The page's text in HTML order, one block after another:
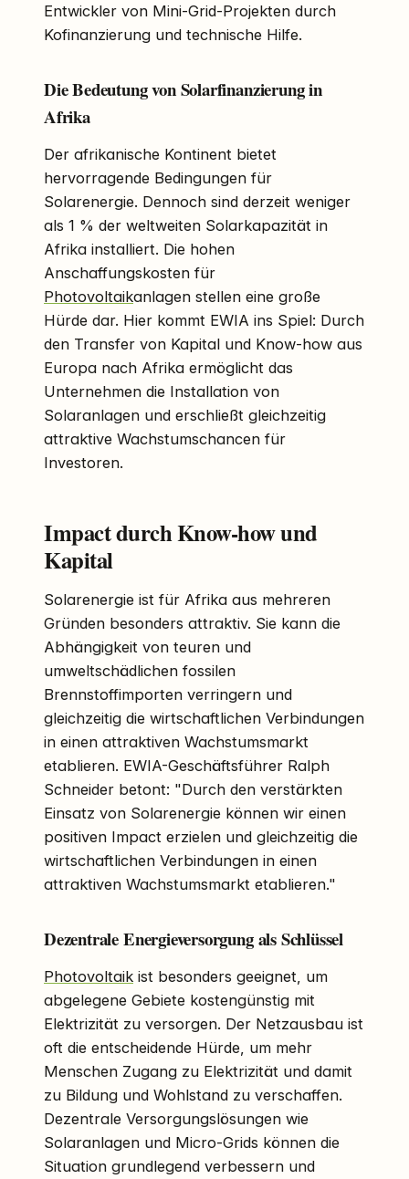
Entwickler von Mini-Grid-Projekten durch
Kofinanzierung und technische Hilfe.
Die Bedeutung von Solarfinanzierung in
Afrika
Der afrikanische Kontinent bietet
hervorragende Bedingungen für
Solarenergie. Dennoch sind derzeit weniger
als 1 % der weltweiten Solarkapazität in
Afrika installiert. Die hohen
Anschaffungskosten für
Photovoltaikanlagen stellen eine große
Hürde dar. Hier kommt EWIA ins Spiel: Durch
den Transfer von Kapital und Know-how aus
Europa nach Afrika ermöglicht das
Unternehmen die Installation von
Solaranlagen und erschließt gleichzeitig
attraktive Wachstumschancen für
Investoren.
Impact durch Know-how und
Kapital
Solarenergie ist für Afrika aus mehreren
Gründen besonders attraktiv. Sie kann die
Abhängigkeit von teuren und
umweltschädlichen fossilen
Brennstoffimporten verringern und
gleichzeitig die wirtschaftlichen Verbindungen
in einen attraktiven Wachstumsmarkt
etablieren. EWIA-Geschäftsführer Ralph
Schneider betont: "Durch den verstärkten
Einsatz von Solarenergie können wir einen
positiven Impact erzielen und gleichzeitig die
wirtschaftlichen Verbindungen in einen
attraktiven Wachstumsmarkt etablieren."
Dezentrale Energieversorgung als Schlüssel
Photovoltaik ist besonders geeignet, um
abgelegene Gebiete kostengünstig mit
Elektrizität zu versorgen. Der Netzausbau ist
oft die entscheidende Hürde, um mehr
Menschen Zugang zu Elektrizität und damit
zu Bildung und Wohlstand zu verschaffen.
Dezentrale Versorgungslösungen wie
Solaranlagen und Micro-Grids können die
Situation grundlegend verbessern und